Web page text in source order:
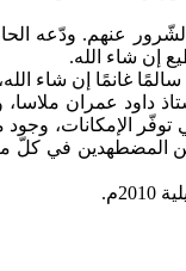
عنهم. ودّعه
إن شاء الله.
سالمًا غانمًا إن
داود عمران
توفّر الإمكانات،
المضطهدين في